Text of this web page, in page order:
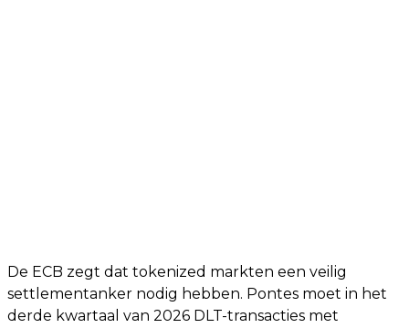
De ECB zegt dat tokenized markten een veilig
settlementanker nodig hebben. Pontes moet in het
derde kwartaal van 2026 DLT-transacties met